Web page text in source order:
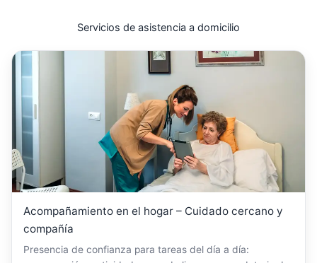
Servicios de asistencia a domicilio
Acompañamiento en el hogar – Cuidado cercano y
compañía
Presencia de confianza para tareas del día a día: